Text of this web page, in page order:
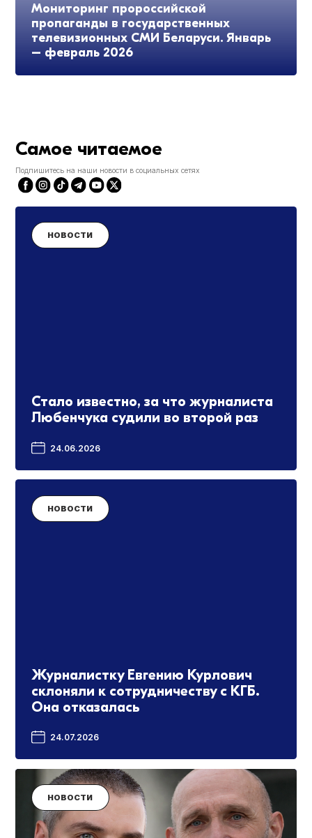
Мониторинг пророссийской
пропаганды в государственных
телевизионных СМИ Беларуси. Январь
– февраль 2026
Самое читаемое
Подпишитесь на наши новости в социальных сетях
НОВОСТИ
Стало известно, за что журналиста
Любенчука судили во второй раз
24.06.2026
НОВОСТИ
Журналистку Евгению Курлович
склоняли к сотрудничеству с КГБ.
Она отказалась
24.07.2026
НОВОСТИ